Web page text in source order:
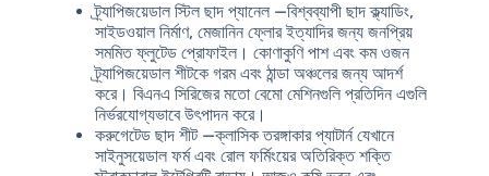
ট্র্যাপিজয়েডাল স্টিল ছাদ প্যানেল—বিশ্বব্যাপী ছাদ ক্ল্যাডিং,
সাইডওয়াল নির্মাণ, মেজানিন ফ্লোর ইত্যাদির জন্য জনপ্রিয়
সমমিত ফ্লুটেড প্রোফাইল। কোণাকুণি পাশ এবং কম ওজন
ট্র্যাপিজয়েডাল শীটকে গরম এবং ঠান্ডা অঞ্চলের জন্য আদর্শ
করে। বিএনএ সিরিজের মতো বেমো মেশিনগুলি প্রতিদিন এগুলি
নির্ভরযোগ্যভাবে উৎপাদন করে।
করুগেটেড ছাদ শীট—ক্লাসিক তরঙ্গাকার প্যাটার্ন যেখানে
সাইনুসয়েডাল ফর্ম এবং রোল ফর্মিংয়ের অতিরিক্ত শক্তি